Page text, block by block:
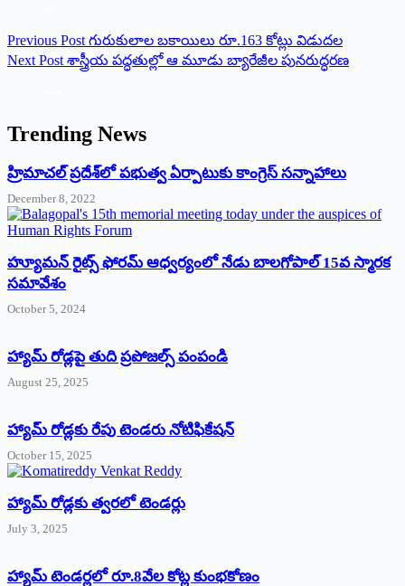
Previous Post గురుకులాల బకాయిలు రూ.163 కోట్లు విడుదల
Next Post శాస్త్రీయ పద్ధతుల్లో ఆ మూడు బ్యారేజీల పునరుద్ధరణ
Trending News
‌హ్రిమాచల్‌ ‌ప్రదేశ్‌లో పభుత్వ ఏర్పాటుకు కాంగ్రెస్‌ ‌సన్నాహాలు
December 8, 2022
హ్యూమన్‌ రైట్స్‌ ఫోరమ్‌ ఆధ్వర్యంలో నేడు బాలగోపాల్‌ 15వ స్మారక
సమావేశం
October 5, 2024
హ్యామ్‌ రోడ్లపై తుది ప్రపోజల్స్‌ పంపండి
August 25, 2025
హ్యామ్‌ రోడ్లకు రేపు టెండరు నోటిఫికేషన్‌
October 15, 2025
హ్యామ్‌ రోడ్లకు త్వరలో టెండర్లు
July 3, 2025
హ్యామ్‌ ‌టెండర్లలో రూ.8వేల కోట్ల కుంభకోణం